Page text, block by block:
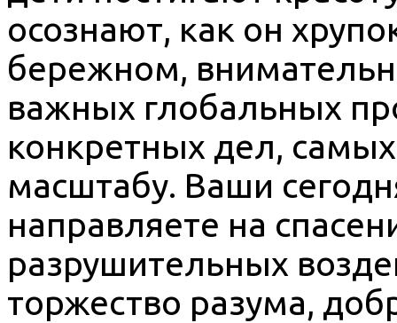
осознают, как он
бережном,
важных глобальных
конкретных дел,
масштабу. Ваши
направляете на
разрушительных
торжество разума,